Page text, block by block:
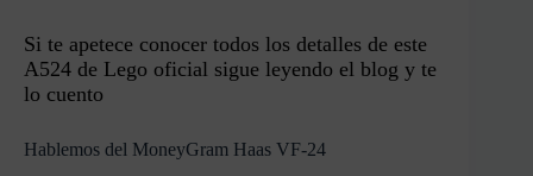
Si te apetece conocer todos los detalles de este
A524 de Lego oficial sigue leyendo el blog y te
lo cuento
Hablemos del MoneyGram Haas VF-24